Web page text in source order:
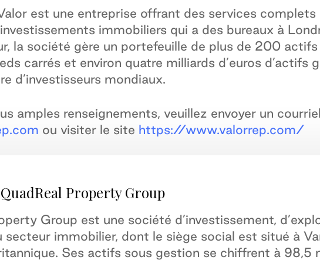
est une entreprise offrant des services
immobiliers qui a des bureaux à
la société gère un portefeuille de plus de 200
carrés et environ quatre milliards d’euros d’actifs
d’investisseurs mondiaux.
amples renseignements, veuillez envoyer un courriel
ou visiter le site https://www.valorrep.com/
Property Group
Group est une société d’investissement,
immobilier, dont le siège social est situé à
Ses actifs sous gestion se chiffrent à 98,5